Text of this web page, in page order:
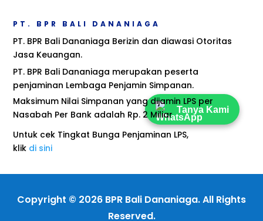
Tanya Kami
PT. BPR BALI DANANIAGA
PT. BPR Bali Dananiaga Berizin dan diawasi Otoritas
Jasa Keuangan.
PT. BPR Bali Dananiaga merupakan peserta
penjaminan Lembaga Penjamin Simpanan.
Maksimum Nilai Simpanan yang dijamin LPS per
Nasabah Per Bank adalah Rp. 2 Miliar
Untuk cek Tingkat Bunga Penjaminan LPS,
klik di sini
Copyright © 2026 BPR Bali Dananiaga. All Rights
Reserved.